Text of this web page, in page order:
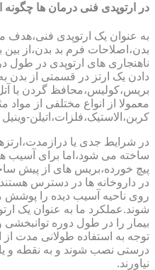
در ارتوپدی فنی درمان ها
به عنوان یک ارتوپدی فنی،هدف
بدن،اصلاحات فرم بد بدن،از بین
ناهنجاری های ارتوپدی در طول
دادن یک ارتز در قسمتی از بدن به
بریس،کولیس،محافظ گردن یا
معمولا از انواع مختلفی از مواد
کربن،الاستیک،فلزات،اتیلن-
در شرایط جدی یا
ساخته می شود،اما برای آسیب
پیچ خورده،بریس های از پیش
در داروخانه ها در دسترس
روی ناحیه آسیب دیده را
شوند.عملکرد ما به عنوان یک
بیمار را در طول دوره توانبخشی
توجه به استفاده طولانی مدت از
درستی نصب شوند و به نقطه و یا
نیاورند.